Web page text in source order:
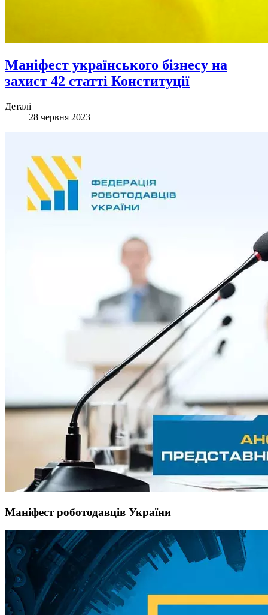
Маніфест українського бізнесу на
захист 42 статті Конституції
Деталі
28 червня 2023
Маніфест роботодавців України